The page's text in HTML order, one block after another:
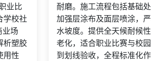
业比
学校社
业场
析塑胶
用性
耐磨。施工流程包括基础处
加强层涂布及面层喷涂，
水坡度。提供全天候耐候
老化，适合职业比赛与校
到划线验收，全程标准化作